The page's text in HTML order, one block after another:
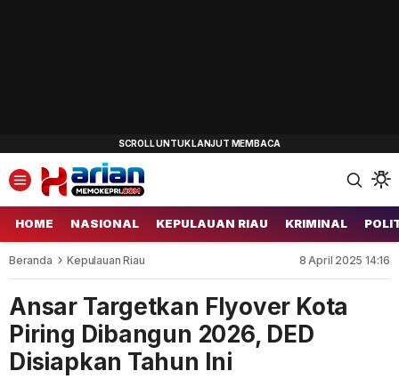
HOME NASIONAL KEPULAUAN RIAU KRIMINAL
Beranda Kepulauan Riau 8 April 2025 14:16
Ansar Targetkan Flyover Kota
Piring Dibangun 2026, DED
Disiapkan Tahun Ini